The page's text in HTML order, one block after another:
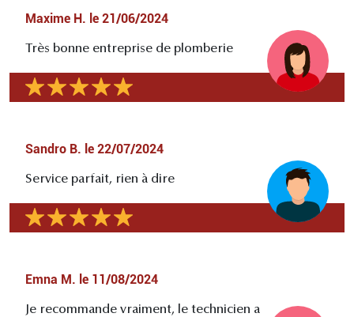
Maxime H. le 21/06/2024
Très bonne entreprise de plomberie
Sandro B. le 22/07/2024
Service parfait, rien à dire
Emna M. le 11/08/2024
Je recommande vraiment, le technicien a